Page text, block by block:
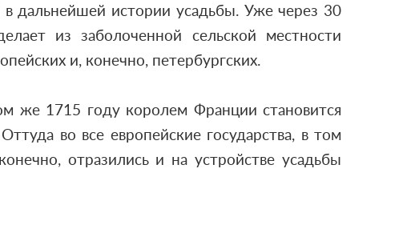
в дальнейшей истории усадьбы. Уже через 30
из заболоченной сельской местности
и, конечно, петербургских.
же 1715 году королем Франции становится
во все европейские государства, в том
отразились и на устройстве усадьбы